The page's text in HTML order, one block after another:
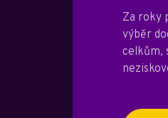
Za roky
výběr
celkům,